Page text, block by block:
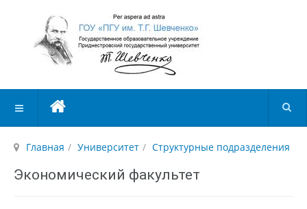
Главная Университет Структурные подразделения
Экономический факультет